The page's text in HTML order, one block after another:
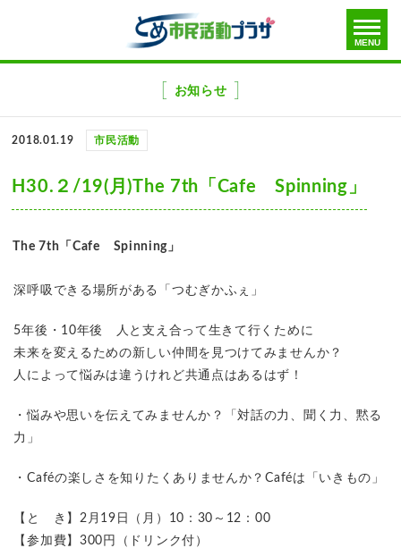
ニ
す
toggle
menu
MENU
お知らせ
2018.01.19 市民活動
H30.２/19(月)The 7th「Cafe Spinning」
The 7th 「Cafe Spinning」
深呼吸できる場所がある「つむぎかふぇ」
5年後・10年後 人と支え合って生きて行くために
未来を変えるための新しい仲間を見つけてみませんか？
人によって悩みは違うけれど共通点はあるはず！
・悩みや思いを伝えてみませんか？「対話の力、聞く力、黙る
力」
・Caféの楽しさを知りたくありませんか？Caféは「いきもの」
【と き】2月19日（月）10：30～12：00
【参加費】300円（ドリンク付）